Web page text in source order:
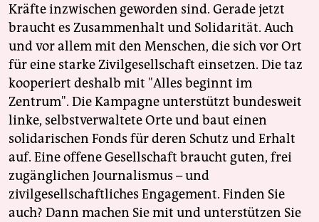
Kräfte inzwischen geworden sind. Gerade jetzt
braucht es Zusammenhalt und Solidarität. Auch
und vor allem mit den Menschen, die sich vor Ort
für eine starke Zivilgesellschaft einsetzen. Die taz
kooperiert deshalb mit "Alles beginnt im
Zentrum". Die Kampagne unterstützt bundesweit
linke, selbstverwaltete Orte und baut einen
solidarischen Fonds für deren Schutz und Erhalt
auf. Eine offene Gesellschaft braucht guten, frei
zugänglichen Journalismus – und
zivilgesellschaftliches Engagement. Finden Sie
auch? Dann machen Sie mit und unterstützen Sie